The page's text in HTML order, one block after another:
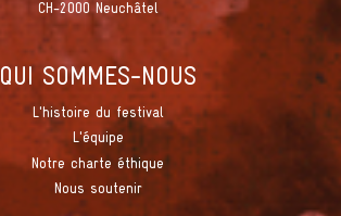
CH-2000 Neuchâtel
QUI SOMMES-NOUS
L'histoire du festival
L'équipe
Notre charte éthique
Nous soutenir